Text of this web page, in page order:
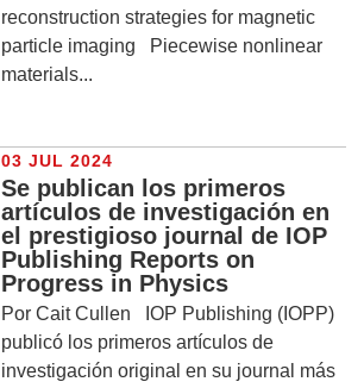
reconstruction strategies for magnetic
particle imaging Piecewise nonlinear
materials...
03 JUL 2024
Se publican los primeros
artículos de investigación en
el prestigioso journal de IOP
Publishing Reports on
Progress in Physics
Por Cait Cullen IOP Publishing (IOPP)
publicó los primeros artículos de
investigación original en su journal más